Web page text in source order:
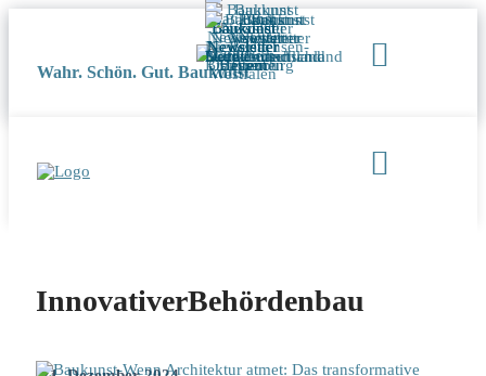
Wahr. Schön. Gut. Baukunst
InnovativerBehördenbau